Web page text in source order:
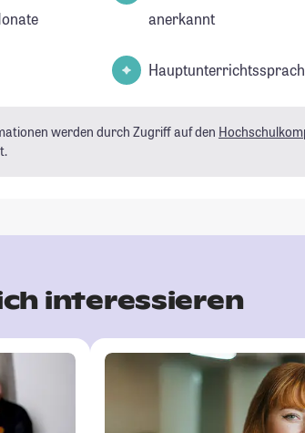
anerkannt
werden durch Zugriff auf den
interessieren